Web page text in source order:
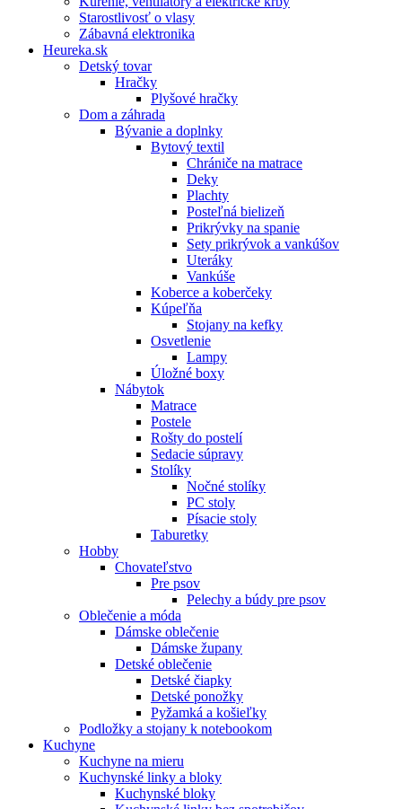
Starostlivosť o vlasy
Zábavná elektronika
Heureka.sk
Detský tovar
Hračky
Plyšové hračky
Dom a záhrada
Bývanie a doplnky
Bytový textil
Chrániče na matrace
Deky
Plachty
Posteľná bielizeň
Prikrývky na spanie
Sety prikrývok a vankúšov
Uteráky
Vankúše
Koberce a koberčeky
Kúpeľňa
Stojany na kefky
Osvetlenie
Lampy
Úložné boxy
Nábytok
Matrace
Postele
Rošty do postelí
Sedacie súpravy
Stolíky
Nočné stolíky
PC stoly
Písacie stoly
Taburetky
Hobby
Chovateľstvo
Pre psov
Pelechy a búdy pre psov
Oblečenie a móda
Dámske oblečenie
Dámske župany
Detské oblečenie
Detské čiapky
Detské ponožky
Pyžamká a košieľky
Podložky a stojany k notebookom
Kuchyne
Kuchyne na mieru
Kuchynské linky a bloky
Kuchynské bloky